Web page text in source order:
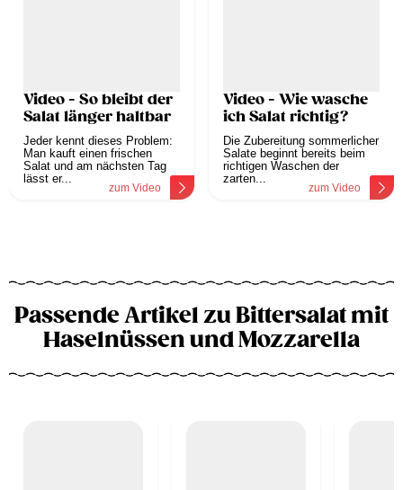
Video - So bleibt der
Salat länger haltbar
Jeder kennt dieses Problem:
Man kauft einen frischen
Salat und am nächsten Tag
lässt er...
zum Video
Video - Wie wasche
ich Salat richtig?
Die Zubereitung sommerlicher
Salate beginnt bereits beim
richtigen Waschen der
zarten...
zum Video
Passende Artikel zu Bittersalat mit
Haselnüssen und Mozzarella